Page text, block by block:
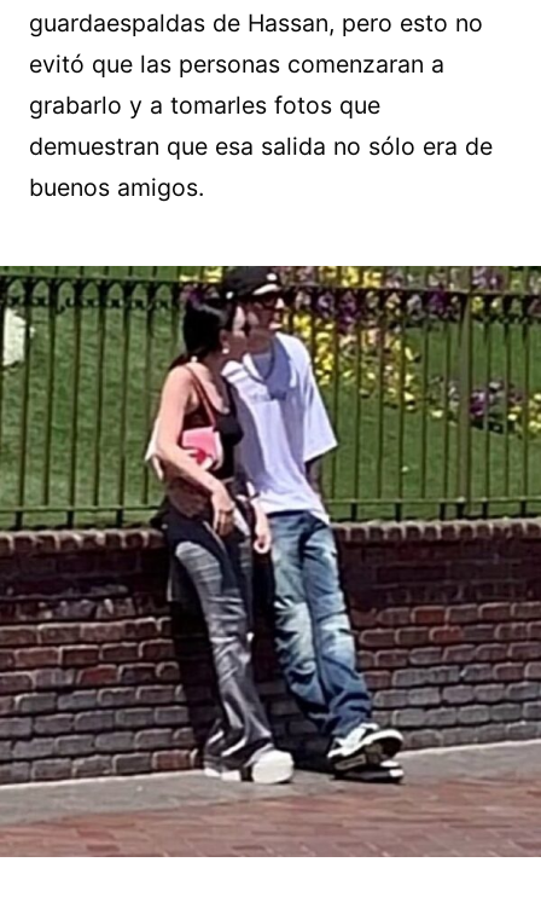
guardaespaldas de Hassan, pero esto no
evitó que las personas comenzaran a
grabarlo y a tomarles fotos que
demuestran que esa salida no sólo era de
buenos amigos.